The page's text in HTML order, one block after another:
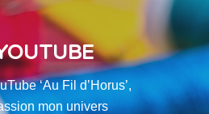
‘Au Fil d’Horus’,
mon univers